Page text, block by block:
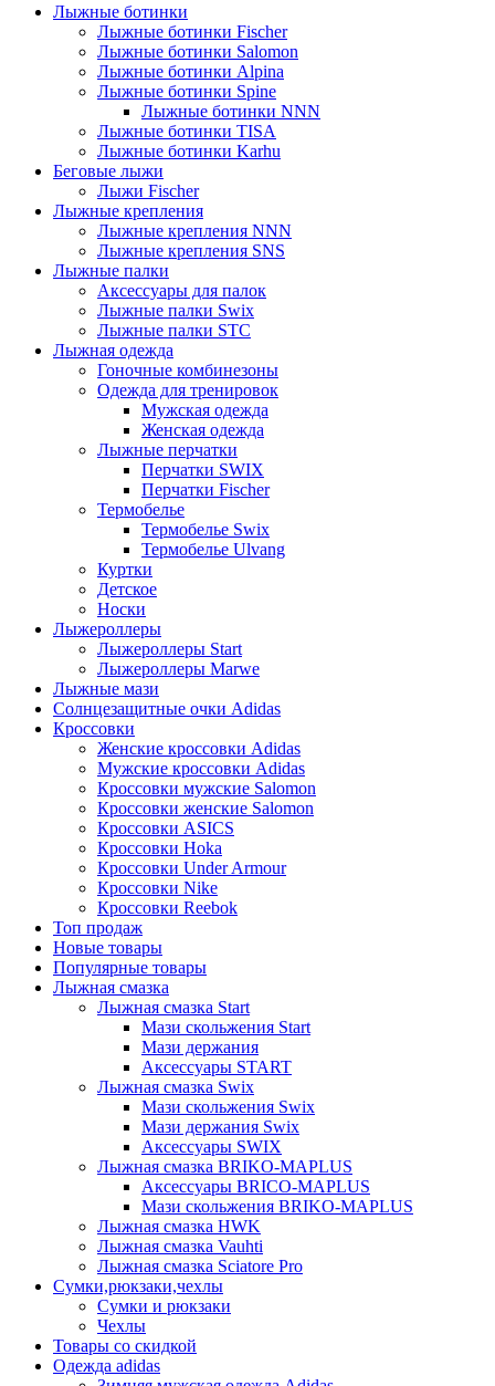
Лыжные ботинки
Лыжные ботинки Fischer
Лыжные ботинки Salomon
Лыжные ботинки Alpina
Лыжные ботинки Spine
Лыжные ботинки NNN
Лыжные ботинки TISA
Лыжные ботинки Karhu
Беговые лыжи
Лыжи Fischer
Лыжные крепления
Лыжные крепления NNN
Лыжные крепления SNS
Лыжные палки
Аксессуары для палок
Лыжные палки Swix
Лыжные палки STC
Лыжная одежда
Гоночные комбинезоны
Одежда для тренировок
Мужская одежда
Женская одежда
Лыжные перчатки
Перчатки SWIX
Перчатки Fischer
Термобелье
Термобелье Swix
Термобелье Ulvang
Куртки
Детское
Носки
Лыжероллеры
Лыжероллеры Start
Лыжероллеры Marwe
Лыжные мази
Солнцезащитные очки Adidas
Кроссовки
Женские кроссовки Adidas
Мужские кроссовки Adidas
Кроссовки мужские Salomon
Кроссовки женские Salomon
Кроссовки ASICS
Кроссовки Hoka
Кроссовки Under Armour
Кроссовки Nike
Кроссовки Reebok
Топ продаж
Новые товары
Популярные товары
Лыжная смазка
Лыжная смазка Start
Мази скольжения Start
Мази держания
Аксессуары START
Лыжная смазка Swix
Мази скольжения Swix
Мази держания Swix
Аксессуары SWIX
Лыжная смазка BRIKO-MAPLUS
Аксессуары BRICO-MAPLUS
Мази скольжения BRIKO-MAPLUS
Лыжная смазка HWK
Лыжная смазка Vauhti
Лыжная смазка Sciatore Pro
Сумки,рюкзаки,чехлы
Сумки и рюкзаки
Чехлы
Товары со скидкой
Одежда adidas